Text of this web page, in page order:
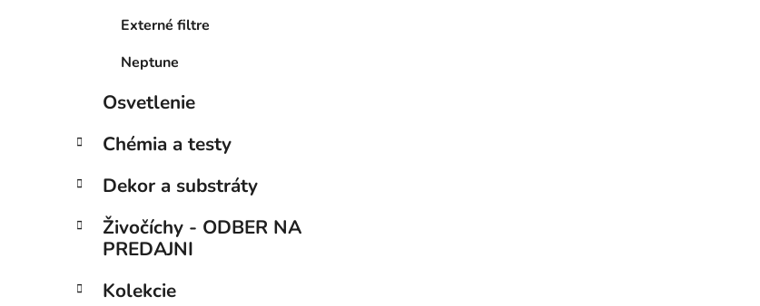
Externé filtre
Neptune
Osvetlenie
Chémia a testy
Dekor a substráty
Živočíchy - ODBER NA
PREDAJNI
Kolekcie